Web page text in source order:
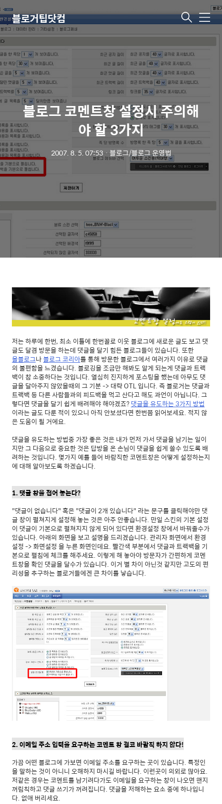
블로거팁닷컴 메
블로그 코멘트창 설정시 주의해
야 할 3가지
2007. 8. 5. 07:53ㆍ 블로그/블로그 운영법
저는 하루에 한번, 최소 이틀에 한번꼴로 이웃 블로그에 새로운 글도 보고 댓
글도 달겸 방문을 하는데 댓글을 달기 힘든 블로그들이 있습니다. 또한
올블로그나블로그 코리아를 통해 방문한 블로그에서 여러가지 이유로 댓글
의 불편함을 느겼습니다. 블로깅을 조금만 해봐도 알게 되는게 댓글과 트랙
백이 참 소중하다는 것입니다. 열심히 진지하게 포스팅을 했는데 아무도 댓
글을 달아주지 않았을때의 그 기분 -> 대략 OTL 입니다. 즉 블로거는 댓글과
트랙백 등 다른 사람들과의 피드백을 먹고 산다고 해도 과언이 아닙니다. 그
렇다면 댓글을 달기 쉽게 배려해야 해야겠죠?댓글을 유도하는 3가지 방법
이라는 글도 다룬 적이 있으니 아직 안보셨다면 한번쯤 읽어보세요. 적지 않
은 도움이 될 거에요.
댓글을 유도하는 방법중 가장 좋은 것은 내가 먼저 가서 댓글을 남기는 일이
지만 그 다음으로 중요한 것은 답방을 온 손님이 댓글을 쉽게 쓸수 있도록 배
려하는 것입니다. 몇가지 예를 들어 바람직한 코멘트창은 어떻게 설정하는지
에 대해 알아보도록 하겠습니다.
1. 댓글 창을 접어 놓는다?
"댓글이 없습니다" 혹은 "댓글이 2개 있습니다" 라는 문구를 클릭해야만 댓
글 창이 펼쳐지게 설정해 놓는 것은 아주 안좋습니다. 만일 스킨의 기본 설정
이 댓글이 기본으로 펼쳐지지 않게 되어 있다면 환경설정 창에서 바꿔줄수가
있습니다. 아래의 화면을 보고 설명을 드리겠습니다. 관리자 화면에서 환경
설정 -> 화면설정 을 누른 화면인데요. 빨간색 부분에서 댓글과 트랙백을 기
본으로 펼침에 체크를 해주세요. 이렇게 해 놓아야 방문자가 간편하게 코멘
트창을 확인 댓글을 달수가 있습니다. 이거 별 차이 아닌것 같지만 고도의 편
리성을 추구하는 블로거들에겐 큰 차이를 낳습니다.
2. 이메일 주소 입력을 요구하는 코멘트 창 결코 바람직 하지 않다!
가끔 어떤 블로그에 가보면 이메일 주소를 요구하는 곳이 있습니다. 특정인
을 말하는 것이 아니니 오해하지 마시길 바랍니다. 이런곳이 의외로 많아요.
저같은 경우는 코멘트를 남기려다가도 이메일을 요구하는 창이 나오면 왠지
꺼림칙하고 댓글 쓰기가 꺼려집니다. 댓글을 저해하는 요소 중에 하나입니
다. 없애 버리세요.